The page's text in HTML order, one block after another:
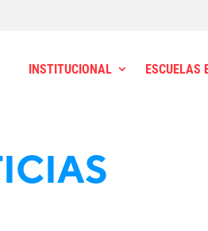
INSTITUCIONAL ESCUELAS